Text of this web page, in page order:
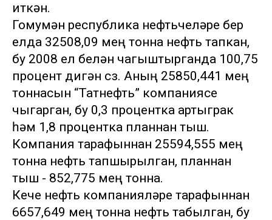
иткән.
Гомумән республика нефтьчеләре бер
елда 32508,09 мең тонна нефть тапкан,
бу 2008 ел белән чагыштырганда 100,75
процент дигән сүз. Аның 25850,441 мең
тоннасын “Татнефть” компаниясе
чыгарган, бу 0,3 процентка артыграк
һәм 1,8 процентка планнан тыш.
Компания тарафыннан 25594,555 мең
тонна нефть тапшырылган, планнан
тыш - 852,775 мең тонна.
Кече нефть компанияләре тарафыннан
6657,649 мең тонна нефть табылган, бу